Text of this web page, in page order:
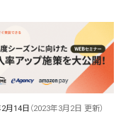
月14日 （2023年3月2日 更新）